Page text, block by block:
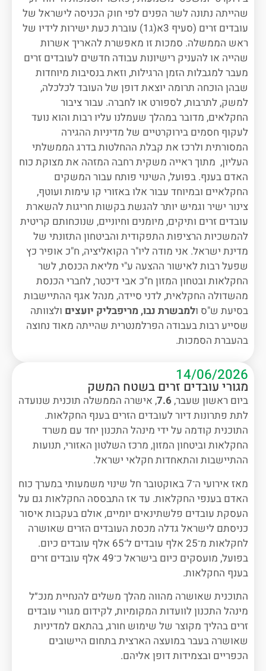
שהייתה נתונה לשר הפנים לפי חוק הכניסה לישראל של
עובדים זרים (סעיף 3א(ג1) עוברת כעת ישירות לידיו של
ראש הממשלה. סמכות זו מאפשרת להאריך אשרות
שהייה או להעניק רישיונות עבודה חדשים לעובדים זרים
מעבר למגבלות הזמן הרגילות, וזאת בנסיבות מיוחדות
שבהן הוכחה תרומה יוצאת דופן של העובד לכלכלה,
למשק, לתרבות, לספורט או לחברה. עבור ציבור
החקלאים, מדובר במהלך שעמלנו עליו רבות והוא נועד
לעקוף חסמים בירוקרטיים של מדיניות ההגירה
המסורתית ולרכז את קבלת ההחלטות בדרג הממשלתי
העליון, מתוך ראייה משקית רחבה המזהה את מצוקת כוח
האדם בענף. בפועל, השינוי פותח עבור המשקים
החקלאיים ובמיוחד עבור אלו באזורי קו עימות ועוטף,
צינור ישיר וגמיש יותר להגשת בקשות חריגות להשארת
עובדים זרים ותיקים, מיומנים וחיוניים, שנוכחותם קריטית
להמשכיות הרציפות התפקודית והביטחון התזונתי של
מדינת ישראל. אני מודה ליו"ר הקואליציה, ח"כ אופיר כץ
שפעל רבות לאישור ההצעה ע"י מליאת הכנסת, לשר
החקלאות ובטחון המזון ח"כ אבי דיכטר, לחברי הכנסת
מהשדולה החקלאית, לדני סיידה, מנהל אגף ההתיישבות
בסיעת ש"ס ולמבשרת נבו, מריפבליק יועצים ולצוותה
שסייע רבות בעבודה הפרלמנטרית שהייתה מאוד נחוצה
בהעברת הסמכות.
14/06/2026
מגורי עובדים זרים בשטח המשק
ביום ראשון שעבר, 7.6, אישרה הממשלה תוכנית שנועדה
לתת פתרונות דיור לעובדים הזרים בענף החקלאות.
התוכנית קודמה על ידי מינהל התכנון יחד עם משרד
החקלאות וביטחון המזון, מרכז השלטון האזורי, תנועות
ההתיישבות והתאחדות חקלאי ישראל.
מאז אירועי ה־7 באוקטובר חל שינוי משמעותי במערך כוח
האדם בענפי החקלאות. עד אז התבססה החקלאות גם על
העסקת עובדים פלשתינאים יומיים, אולם בעקבות איסור
כניסתם לישראל גדלה מכסת העובדים הזרים שאושרה
לחקלאות מ־25 אלף עובדים ל־65 אלף עובדים כיום.
בפועל, מועסקים כיום בישראל כ־49 אלף עובדים זרים
בענף החקלאות.
התוכנית שאושרה מהווה מהלך משלים להנחיית מנכ״ל
מינהל התכנון לוועדות המקומיות, לקידום מגורי עובדים
זרים בהליך מקוצר של שימוש חורג, בהתאם למדיניות
שאושרה בעבר במועצה הארצית בתחום היישובים
הכפריים ובצמידות דופן אליהם.